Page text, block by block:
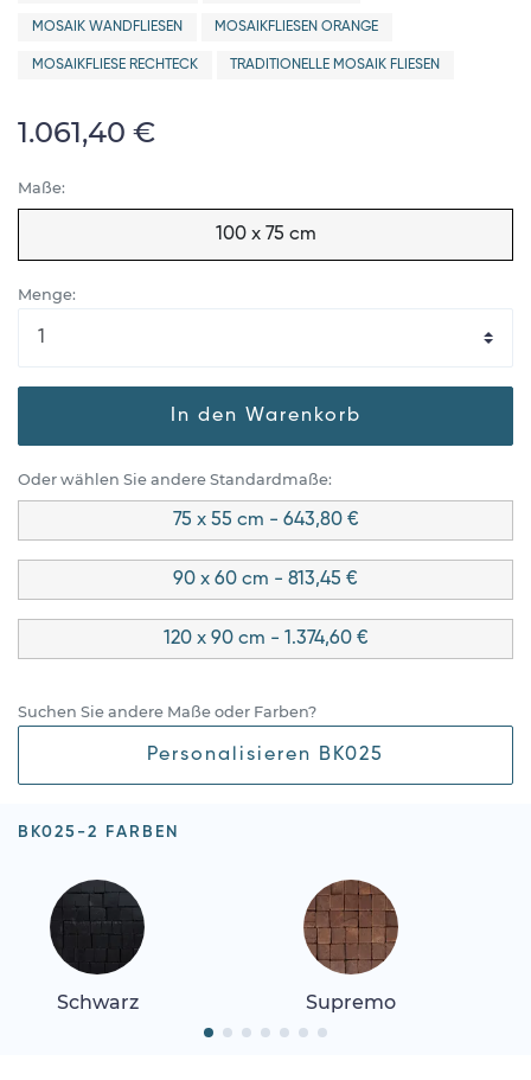
MOSAIK WANDFLIESEN MOSAIKFLIESEN ORANGE
MOSAIKFLIESE RECHTECK TRADITIONELLE MOSAIK FLIESEN
1.061,40 €
Maße:
100 x 75 cm
Menge:
In den Warenkorb
Oder wählen Sie andere Standardmaße:
75 x 55 cm - 643,80 €
90 x 60 cm - 813,45 €
120 x 90 cm - 1.374,60 €
Suchen Sie andere Maße oder Farben?
Personalisieren BK025
BK025-2 FARBEN
Schwarz Supremo